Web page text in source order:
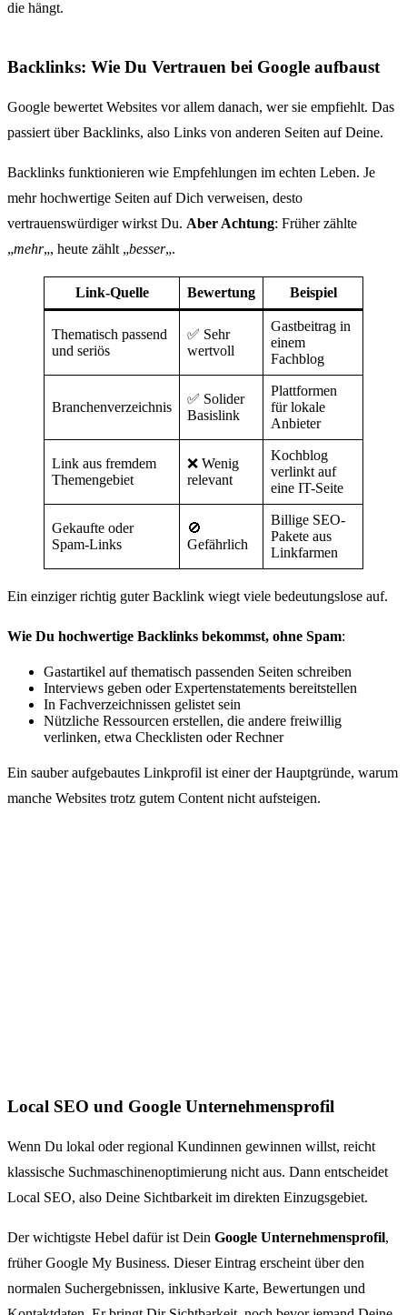
die hängt.
Backlinks: Wie Du Vertrauen bei Google aufbaust
Google bewertet Websites vor allem danach, wer sie empfiehlt. Das
passiert über Backlinks, also Links von anderen Seiten auf Deine.
Backlinks funktionieren wie Empfehlungen im echten Leben. Je
mehr hochwertige Seiten auf Dich verweisen, desto
vertrauenswürdiger wirkst Du. Aber Achtung: Früher zählte
„mehr„, heute zählt „besser„.
Link-Quelle Bewertung Beispiel
Thematisch passend
und seriös
✅ Sehr
wertvoll
Gastbeitrag in
einem
Fachblog
Branchenverzeichnis
✅ Solider
Basislink
Plattformen
für lokale
Anbieter
Link aus fremdem
Themengebiet
❌ Wenig
relevant
Kochblog
verlinkt auf
eine IT-Seite
Gekaufte oder
Spam-Links
🚫
Gefährlich
Billige SEO-
Pakete aus
Linkfarmen
Ein einziger richtig guter Backlink wiegt viele bedeutungslose auf.
Wie Du hochwertige Backlinks bekommst, ohne Spam:
Gastartikel auf thematisch passenden Seiten schreiben
Interviews geben oder Expertenstatements bereitstellen
In Fachverzeichnissen gelistet sein
Nützliche Ressourcen erstellen, die andere freiwillig
verlinken, etwa Checklisten oder Rechner
Ein sauber aufgebautes Linkprofil ist einer der Hauptgründe, warum
manche Websites trotz gutem Content nicht aufsteigen.
Local SEO und Google Unternehmensprofil
Wenn Du lokal oder regional Kundinnen gewinnen willst, reicht
klassische Suchmaschinenoptimierung nicht aus. Dann entscheidet
Local SEO, also Deine Sichtbarkeit im direkten Einzugsgebiet.
Der wichtigste Hebel dafür ist Dein Google Unternehmensprofil,
früher Google My Business. Dieser Eintrag erscheint über den
normalen Suchergebnissen, inklusive Karte, Bewertungen und